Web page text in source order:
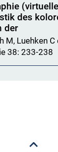
des
der
M, Luehken C
38: 233-238